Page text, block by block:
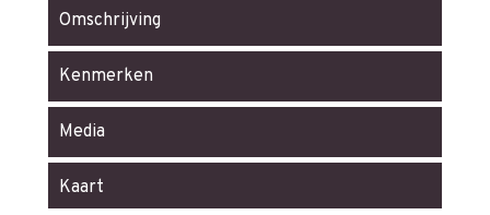
Omschrijving
Kenmerken
Media
Kaart